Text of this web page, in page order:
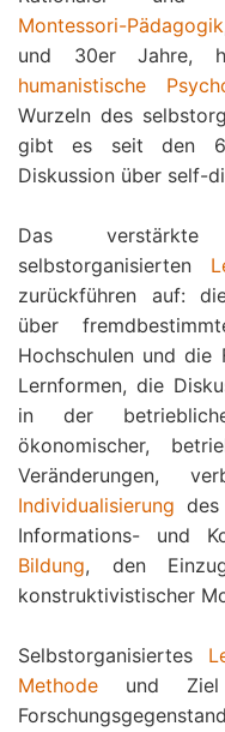
Montessori-Pädagogik
und 30er Jahre,
humanistische
Wurzeln des
gibt es seit den
Diskussion über self-
Das verstärkte
selbstorganisierten
zurückführen auf:
über
Hochschulen und die
Lernformen, die
in der
ökonomischer,
Veränderungen,
Individualisierung des
Informations- und
Bildung, den Einzug
konstruktivistischer
Selbstorganisiertes
Methode und